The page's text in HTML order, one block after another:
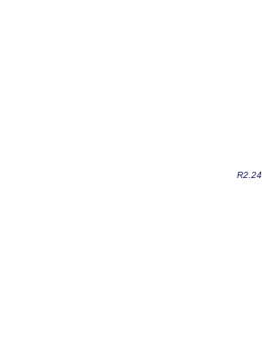
R2.24